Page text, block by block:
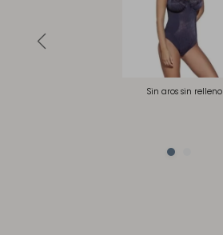
Sin aros sin relleno